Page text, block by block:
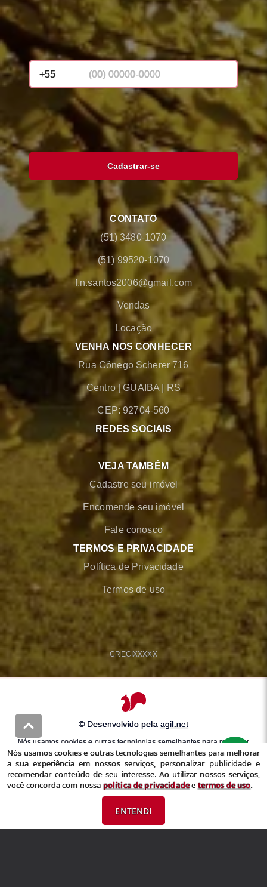
Cadastrar-se
CONTATO
(51) 3480-1070
(51) 99520-1070
f.n.santos2006@gmail.com
Vendas
Locação
VENHA NOS CONHECER
Rua Cônego Scherer 716
Centro |GUAIBA RS
CEP: 92704-560
REDES SOCIAIS
VEJA TAMBÉM
Cadastre seu imóvel
Encomende seu imóvel
Fale conosco
TERMOS E PRIVACIDADE
Política de Privacidade
Termos de uso
CRECIXXXXX
© Desenvolvido pela agil.net
Nós usamos cookies e outras tecnologias semelhantes para melhorar
a sua experiência em nossos serviços, personalizar publicidade e
recomendar conteúdo de seu interesse. Ao utilizar nossos serviços,
você concorda com nossapolítica de privacidadeetermos de uso
Nós usamos cookies e outras tecnologias semelhantes para melhorar
a sua experiência em nossos serviços, personalizar publicidade e
recomendar conteúdo de seu interesse. Ao utilizar nossos serviços,
você concorda com nossa política de privacidadeetermos de uso.
ENTENDI